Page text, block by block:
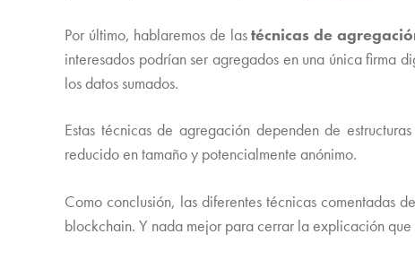
Por último, hablaremos de lastécnicas de
interesados podrían ser agregados en una única firma
los datos sumados.
Estas técnicas de agregación dependen de
reducido en tamaño y potencialmente anónimo.
Como conclusión, las diferentes técnicas comentadas
blockchain. Y nada mejor para cerrar la explicación